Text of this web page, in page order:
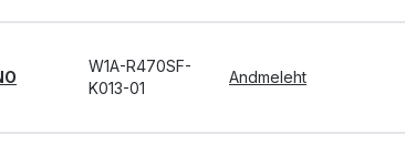
W1A-R470SF-
K013-01
Andmeleht